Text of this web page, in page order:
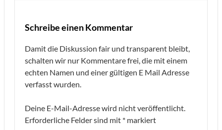
Schreibe einen Kommentar
Damit die Diskussion fair und transparent bleibt,
schalten wir nur Kommentare frei, die mit einem
echten Namen und einer gültigen E Mail Adresse
verfasst wurden.
Deine E-Mail-Adresse wird nicht veröffentlicht.
Erforderliche Felder sind mit * markiert